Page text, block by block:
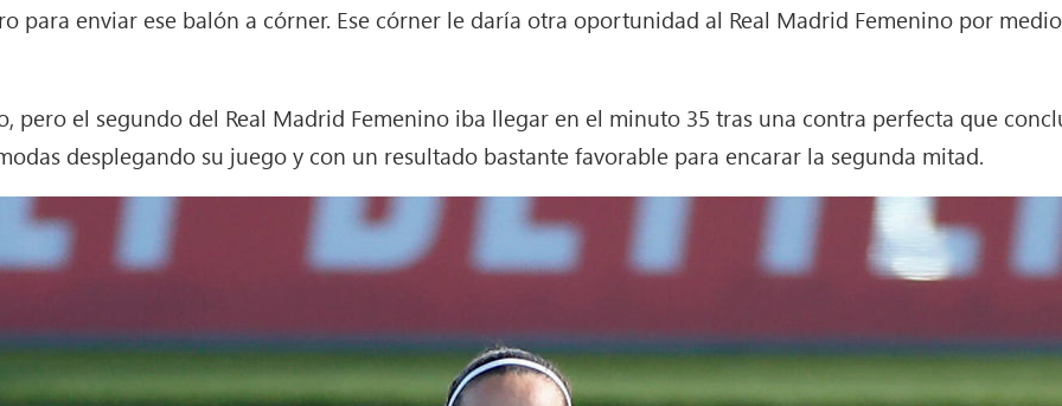
para enviar ese balón a córner. Ese córner le daría otra oportunidad al Real Madrid Femenino por
el segundo del Real Madrid Femenino iba llegar en el minuto 35 tras una contra perfecta que
desplegando su juego y con un resultado bastante favorable para encarar la segunda mitad.